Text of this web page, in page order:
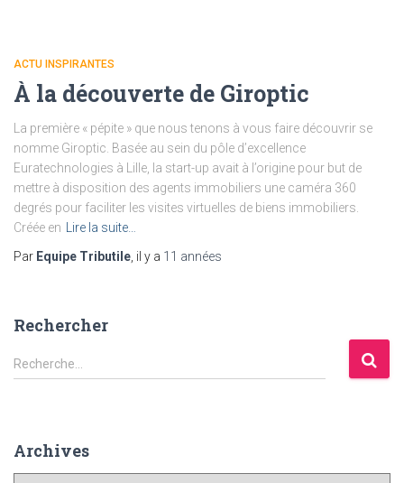
ACTU INSPIRANTES
À la découverte de Giroptic
La première « pépite » que nous tenons à vous faire découvrir se
nomme Giroptic. Basée au sein du pôle d’excellence
Euratechnologies à Lille, la start-up avait à l’origine pour but de
mettre à disposition des agents immobiliers une caméra 360
degrés pour faciliter les visites virtuelles de biens immobiliers.
Créée en Lire la suite…
Par Equipe Tributile, il y a 11 années
Rechercher
R
e
r
c
Recherche…
Archives